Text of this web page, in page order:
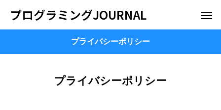
プログラミングJOURNAL
プライバシーポリシー
プライバシーポリシー